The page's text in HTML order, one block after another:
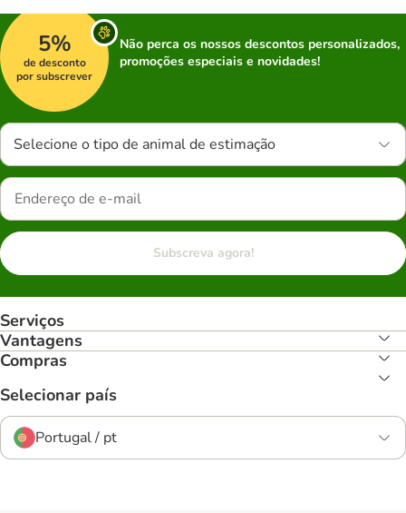
5%
de desconto
por subscrever
Não perca os nossos descontos personalizados,
promoções especiais e novidades!
Selecione o tipo de animal de estimação
Subscreva agora!
Serviços
Vantagens
Compras
Selecionar país
Portugal / pt